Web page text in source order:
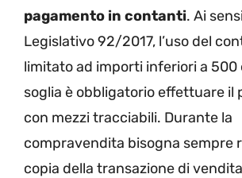
pagamento in contanti. Ai
Legislativo 92/2017, l’uso del
limitato ad importi inferiori a 500
soglia è obbligatorio effettuare il
con mezzi tracciabili. Durante la
compravendita bisogna sempre
copia della transazione di